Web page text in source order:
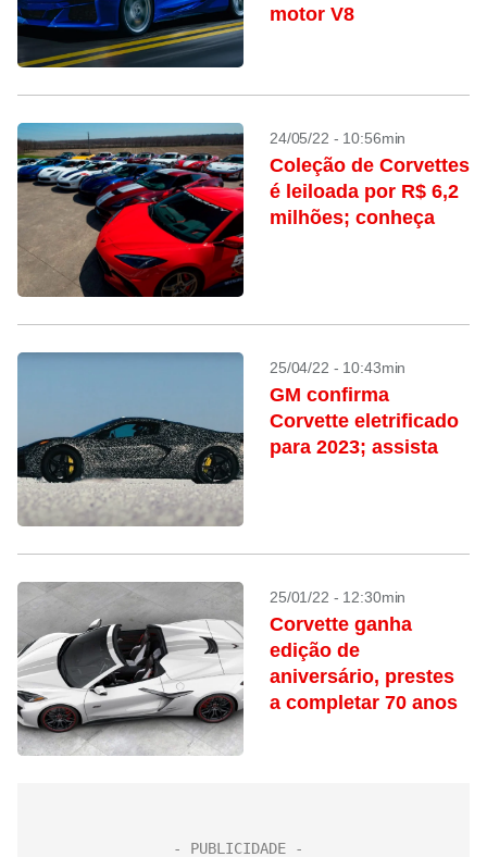
motor V8
24/05/22 - 10:56min
Coleção de Corvettes
é leiloada por R$ 6,2
milhões; conheça
25/04/22 - 10:43min
GM confirma
Corvette eletrificado
para 2023; assista
25/01/22 - 12:30min
Corvette ganha
edição de
aniversário, prestes
a completar 70 anos